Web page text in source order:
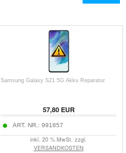
Samsung Galaxy S21 5G Akku Reparatur
57,80 EUR
ART. NR.: 991857
inkl. 20 % MwSt. zzgl.
VERSANDKOSTEN